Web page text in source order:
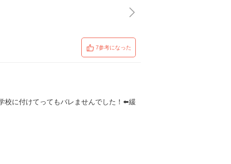
7参考になった
校に付けてってもバレませんでした！⬅️緩